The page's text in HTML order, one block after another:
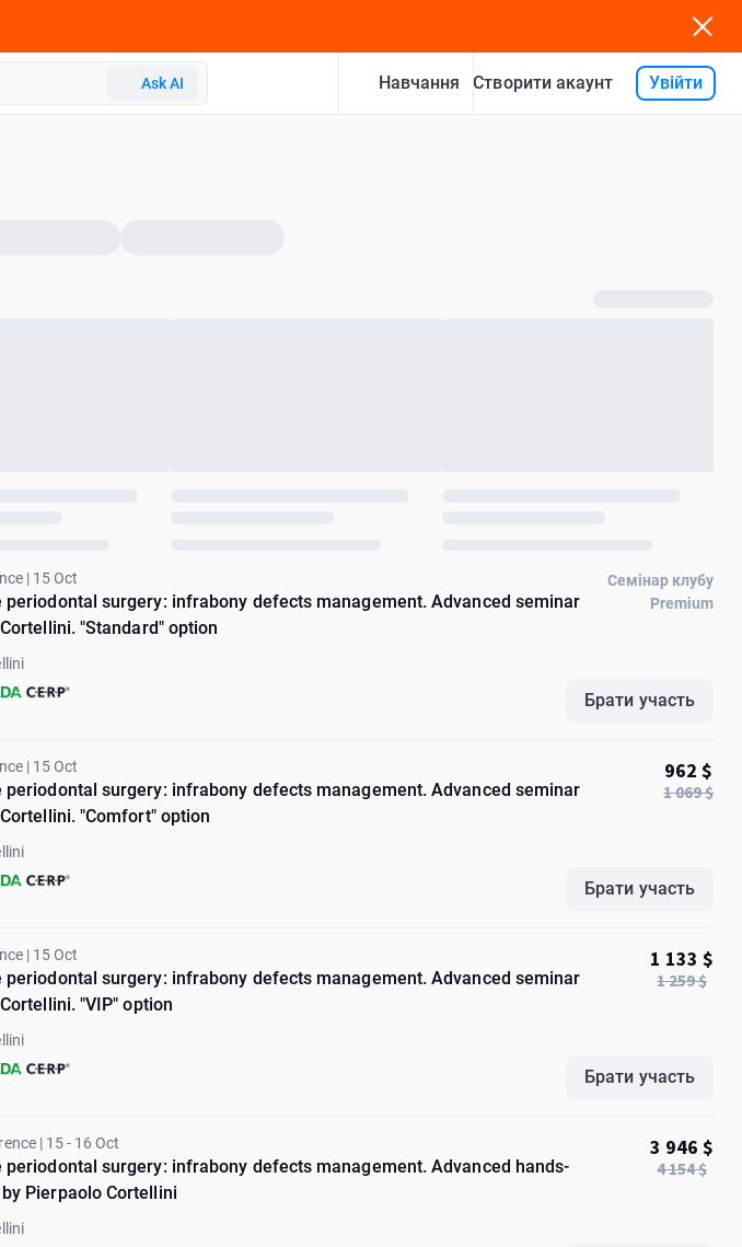
Ask AI Навчання Створити акаунт Увійти
| 15 Oct
periodontal surgery: infrabony defects management. Advanced seminar
"Standard" option
Семінар клубу
Premium
Брати участь
| 15 Oct
periodontal surgery: infrabony defects management. Advanced seminar
"Comfort" option
962 $
1 069 $
Брати участь
| 15 Oct
periodontal surgery: infrabony defects management. Advanced seminar
"VIP" option
1 133 $
1 259 $
Брати участь
| 15 - 16 Oct
periodontal surgery: infrabony defects management. Advanced hands-
Pierpaolo Cortellini
3 946 $
4 154 $